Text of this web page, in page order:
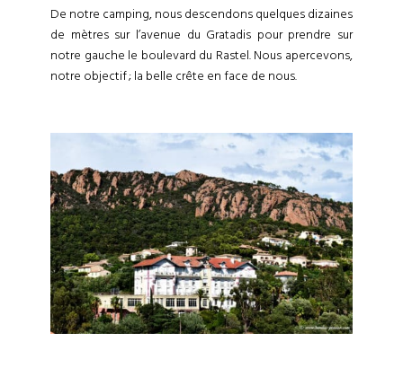
De notre camping, nous descendons quelques dizaines
de mètres sur l’avenue du Gratadis pour prendre sur
notre gauche le boulevard du Rastel. Nous apercevons,
notre objectif ; la belle crête en face de nous.